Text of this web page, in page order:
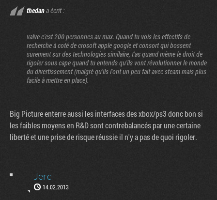
thedana écrit :
valve c'est 200 personnes au max. Quand tu vois les effectifs de
recherche à coté de crosoft apple google et consort qui bossent
surement sur des technologies similaire, t'as quand même le droit de
rigoler sous cape quand tu entends qu'ils vont révolutionner le monde
du divertissement (malgré qu'ils l'ont un peu fait avec steam mais plus
facile à mettre en place).
Big Picture enterre aussi les interfaces des xbox/ps3 donc bon si
les faibles moyens en R&D sont contrebalancés par une certaine
liberté et une prise de risque réussie il n'y a pas de quoi rigoler.
Jerc
14.02.2013